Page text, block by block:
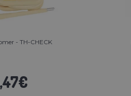
- TH-CHECK